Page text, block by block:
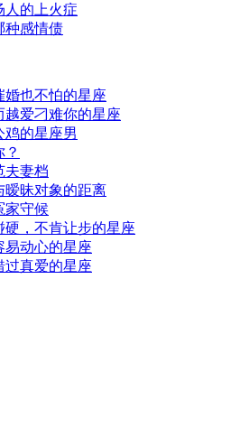
人的上火症
种感情债
婚也不怕的星座
越爱刁难你的星座
鸡的星座男
夫妻档
暧昧对象的距离
家守候
硬，不肯让步的星座
易动心的星座
过真爱的星座